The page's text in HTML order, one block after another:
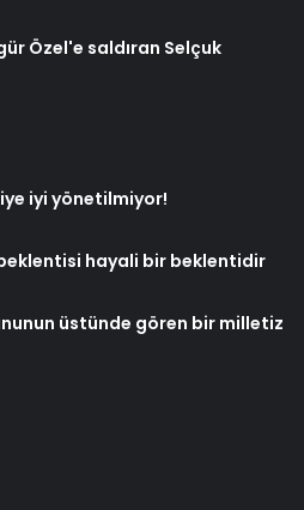
Özel'e saldıran Selçuk
iyi yönetilmiyor!
hayali bir beklentidir
üstünde gören bir milletiz